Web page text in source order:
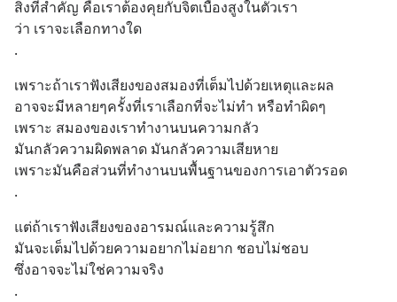
สิ่งที่สำคัญ คือเราต้องคุยกับจิตเบื้องสูงในตัวเรา
ว่า เราจะเลือกทางใด
.
เพราะถ้าเราฟังเสียงของสมองที่เต็มไปด้วยเหตุและผล
อาจจะมีหลายๆครั้งที่เราเลือกที่จะไม่ทำ หรือทำผิดๆ
เพราะ สมองของเราทำงานบนความกลัว
มันกลัวความผิดพลาด มันกลัวความเสียหาย
เพราะมันคือส่วนที่ทำงานบนพื้นฐานของการเอาตัวรอด
.
แต่ถ้าเราฟังเสียงของอารมณ์และความรู้สึก
มันจะเต็มไปด้วยความอยากไม่อยาก ชอบไม่ชอบ
ซึ่งอาจจะไม่ใช่ความจริง
.